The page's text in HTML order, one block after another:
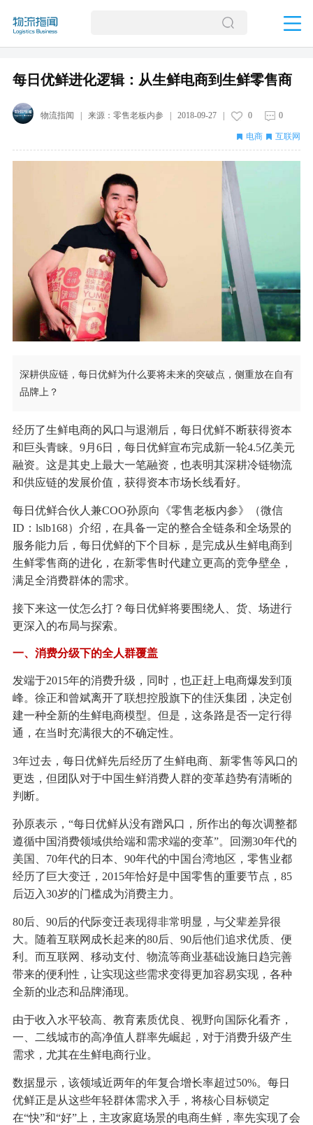
每日优鲜进化逻辑：从生鲜电商到生鲜零售商
物流指闻 | 来源： 零售老板内参 2018-09-27| 0 0
电商 互联网
深耕供应链，每日优鲜为什么要将未来的突破点，侧重放在自有
品牌上？
经历了生鲜电商的风口与退潮后，每日优鲜不断获得资本
和巨头青睐。9月6日，每日优鲜宣布完成新一轮4.5亿美元
融资。这是其史上最大一笔融资，也表明其深耕冷链物流
和供应链的发展价值，获得资本市场长线看好。
每日优鲜合伙人兼COO孙原向《零售老板内参》（微信
ID：lslb168）介绍，在具备一定的整合全链条和全场景的
服务能力后，每日优鲜的下个目标，是完成从生鲜电商到
生鲜零售商的进化，在新零售时代建立更高的竞争壁垒，
满足全消费群体的需求。
接下来这一仗怎么打？每日优鲜将要围绕人、货、场进行
更深入的布局与探索。
一、消费分级下的全人群覆盖
发端于2015年的消费升级，同时，也正赶上电商爆发到顶
峰。徐正和曾斌离开了联想控股旗下的佳沃集团，决定创
建一种全新的生鲜电商模型。但是，这条路是否一定行得
通，在当时充满很大的不确定性。
3年过去，每日优鲜先后经历了生鲜电商、新零售等风口的
更迭，但团队对于中国生鲜消费人群的变革趋势有清晰的
判断。
孙原表示，“每日优鲜从没有蹭风口，所作出的每次调整都
遵循中国消费领域供给端和需求端的变革”。回溯30年代的
美国、70年代的日本、90年代的中国台湾地区，零售业都
经历了巨大变迁，2015年恰好是中国零售的重要节点，85
后迈入30岁的门槛成为消费主力。
80后、90后的代际变迁表现得非常明显，与父辈差异很
大。随着互联网成长起来的80后、90后他们追求优质、便
利。而互联网、移动支付、物流等商业基础设施日趋完善
带来的便利性，让实现这些需求变得更加容易实现，各种
全新的业态和品牌涌现。
由于收入水平较高、教育素质优良、视野向国际化看齐，
一、二线城市的高净值人群率先崛起，对于消费升级产生
需求，尤其在生鲜电商行业。
数据显示，该领域近两年的年复合增长率超过50%。每日
优鲜正是从这些年轻群体需求入手，将核心目标锁定
在“快”和“好”上，主攻家庭场景的电商生鲜，率先实现了会